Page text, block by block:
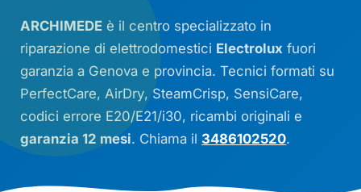
ARCHIMEDE è il centro specializzato in
riparazione di elettrodomestici Electrolux fuori
garanzia a Genova e provincia. Tecnici formati su
PerfectCare,AirDry, SteamCrisp, SensiCare,
codici errore E20/E21/i30, ricambi originali e
garanzia 12 mesi. Chiama il 3486102520.